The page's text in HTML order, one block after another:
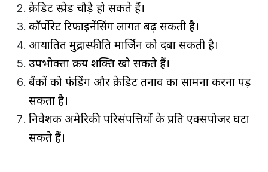
क्रेडिट स्प्रेड चौड़े हो सकते हैं।
कॉर्पोरेट रिफाइनेंसिंग लागत बढ़ सकती है।
आयातित मुद्रास्फीति मार्जिन को दबा सकती है।
उपभोक्ता क्रय शक्ति खो सकते हैं।
बैंकों को फंडिंग और क्रेडिट तनाव का सामना करना पड़
सकता है।
निवेशक अमेरिकी परिसंपत्तियों के प्रति एक्सपोजर घटा
सकते हैं।